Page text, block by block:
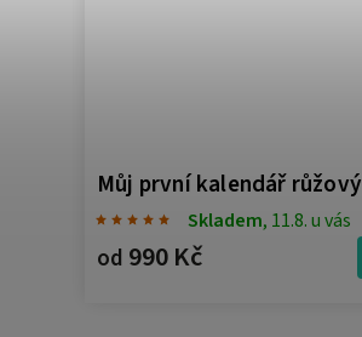
Můj první kalendář růžový
Skladem, 11.8. u vás
od 990 Kč